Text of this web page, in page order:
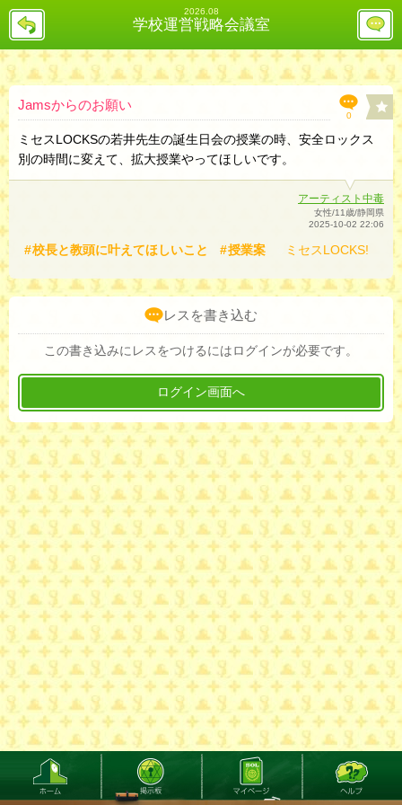
2026.08
学校運営戦略会議室
戻
レ
投
稿
欄
0
Jamsからのお願い
ミセスLOCKSの若井先生の誕生日会の授業の時、安全ロックス
別の時間に変えて、拡大授業やってほしいです。
アーティスト中毒
女性/11歳/静岡県
2025-10-02 22:06
校長と教頭に叶えてほしいこと 授業案 ミセスLOCKS!
レスを書き込む
この書き込みにレスをつけるにはログインが必要です。
ログイン画面へ